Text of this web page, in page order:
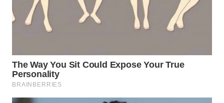
WN
WN
BOROBUDUR
WN